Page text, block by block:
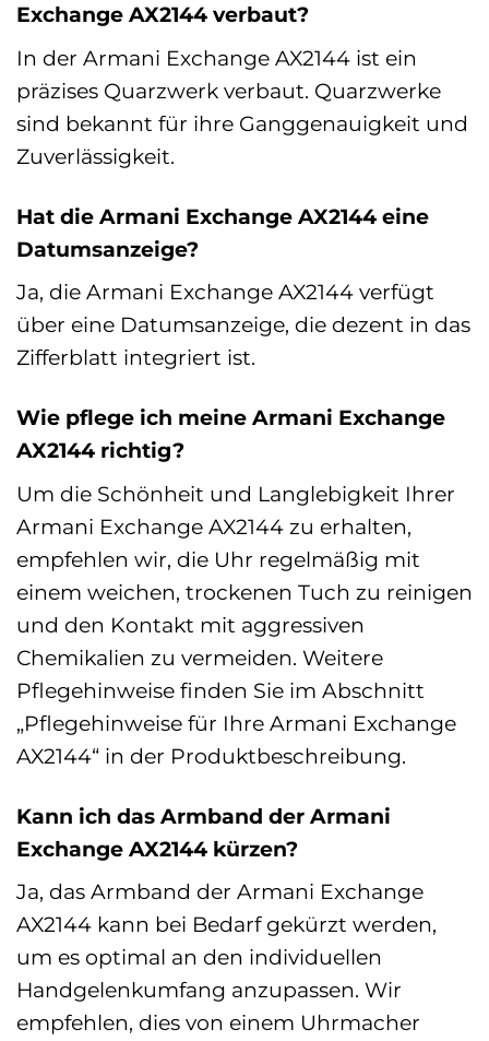
Exchange AX2144 verbaut?
In der Armani Exchange AX2144 ist ein
präzises Quarzwerk verbaut. Quarzwerke
sind bekannt für ihre Ganggenauigkeit und
Zuverlässigkeit.
Hat die Armani Exchange AX2144 eine
Datumsanzeige?
Ja, die Armani Exchange AX2144 verfügt
über eine Datumsanzeige, die dezent in das
Zifferblatt integriert ist.
Wie pflege ich meine Armani Exchange
AX2144 richtig?
Um die Schönheit und Langlebigkeit Ihrer
Armani Exchange AX2144 zu erhalten,
empfehlen wir, die Uhr regelmäßig mit
einem weichen, trockenen Tuch zu reinigen
und den Kontakt mit aggressiven
Chemikalien zu vermeiden. Weitere
Pflegehinweise finden Sie im Abschnitt
„Pflegehinweise für Ihre Armani Exchange
AX2144“ in der Produktbeschreibung.
Kann ich das Armband der Armani
Exchange AX2144 kürzen?
Ja, das Armband der Armani Exchange
AX2144 kann bei Bedarf gekürzt werden,
um es optimal an den individuellen
Handgelenkumfang anzupassen. Wir
empfehlen, dies von einem Uhrmacher